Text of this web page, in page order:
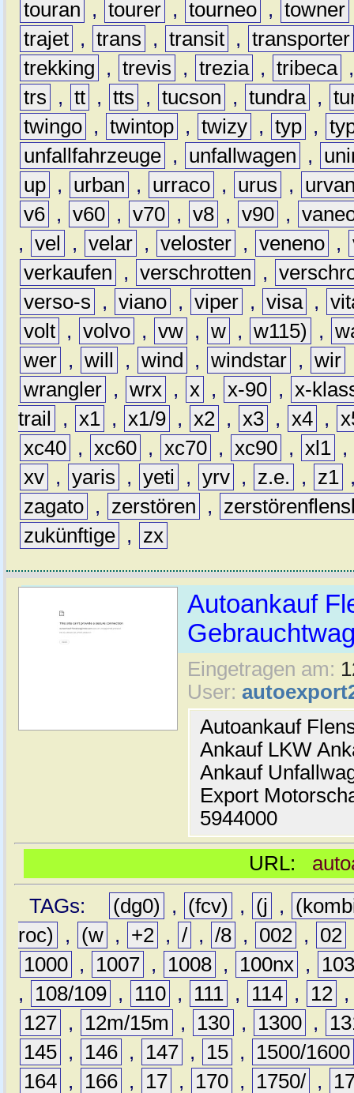
touran , tourer , tourneo , towner
trajet , trans , transit , transporter
trekking
, trevis , trezia , tribeca
trs
, tt , tts , tucson , tundra ,
twingo , twintop , twizy , typ ,
unfallfahrzeuge , unfallwagen ,
up , urban , urraco , urus ,
v6 , v60 , v70 , v8 , v90 ,
, vel , velar , veloster , veneno ,
verkaufen
, verschrotten ,
verso-s
, viano , viper , visa ,
volt , volvo , vw , w , w115) ,
wer , will , wind , windstar , wir
wrangler , wrx , x , x-90 , x-
trail
, x1 , x1/9 , x2 , x3 , x4 ,
xc40 , xc60 , xc70 , xc90 , xl1 ,
xv , yaris , yeti , yrv , z.e. , z1
zagato , zerstören ,
zukünftige , zx
Autoankauf
Eingetragen am:
User:
Autoankauf
Ankauf LKW
Ankauf
Export
5944000
URL:
TAGs:
(dg0) , (fcv) , (j ,
roc)
, (w , +2 , / , /8 , 002 , 02
1000 , 1007 , 1008 , 100nx ,
,
108/109 , 110 , 111 , 114 , 12
127 , 12m/15m , 130 , 1300 ,
145 , 146 , 147 , 15 ,
1500/1600
164 , 166 , 17 , 170 , 1750/ ,